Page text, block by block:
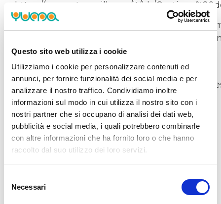
Questo sito web utilizza i cookie
Utilizziamo i cookie per personalizzare contenuti ed
annunci, per fornire funzionalità dei social media e per
analizzare il nostro traffico. Condividiamo inoltre
informazioni sul modo in cui utilizza il nostro sito con i
nostri partner che si occupano di analisi dei dati web,
pubblicità e social media, i quali potrebbero combinarle
con altre informazioni che ha fornito loro o che hanno
raccolto dal suo utilizzo dei loro servizi.
delNecessari
https://support.mozilla.org/it/kb/
Internet Explorer: http://
it/windows7/how-to-manage-cookies-in-
9
Opera:
http://help.opera.com/Windows/10.00/it/
Safari: http://support.apple.com/kb/HT1677?
viewlocale=it_IT
Titolare del Trattamento dei Dati
YUMA S.r.l - Via Cernaia 25 - 10121, Torino
C.F. e P.I. 11422140019